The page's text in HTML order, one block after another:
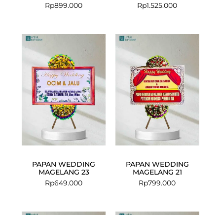
Rp899.000
Rp1.525.000
PAPAN WEDDING
MAGELANG 23
Rp649.000
PAPAN WEDDING
MAGELANG 21
Rp799.000